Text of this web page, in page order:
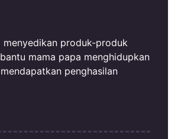
menyedikan produk-produk
mama papa menghidupkan
penghasilan